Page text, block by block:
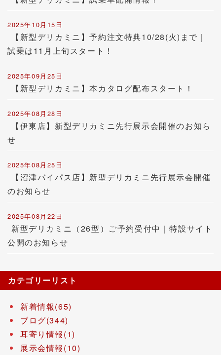
2025年10月15日
【新型デリカミニ】予約注文特典10/28(火)まで｜
試乗は11月上旬スタート！
2025年09月25日
【新型デリカミニ】本カタログ配布スタート！
2025年08月28日
【伊東店】新型デリカミニ先行展示会開催のお知ら
せ
2025年08月25日
【沼津バイパス店】新型デリカミニ先行展示会開催
のお知らせ
2025年08月22日
新型デリカミニ（26型）ご予約受付中｜特設サイト
公開のお知らせ
カテゴリーリスト
新着情報(65)
ブログ(344)
耳寄り情報(1)
展示会情報(10)